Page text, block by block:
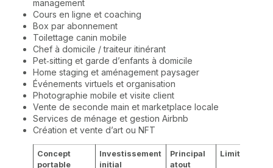
management
Cours en ligne et coaching
Box par abonnement
Toilettage canin mobile
Chef à domicile / traiteur itinérant
Pet‑sitting et garde d’enfants à domicile
Home staging et aménagement paysager
Événements virtuels et organisation
Photographie mobile et visite client
Vente de seconde main et marketplace locale
Services de ménage et gestion Airbnb
Création et vente d’art ou NFT
Concept
portable
Investissement
initial
Principal
atout
Limite